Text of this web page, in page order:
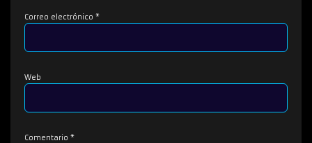
Correo electrónico *
Web
Comentario *